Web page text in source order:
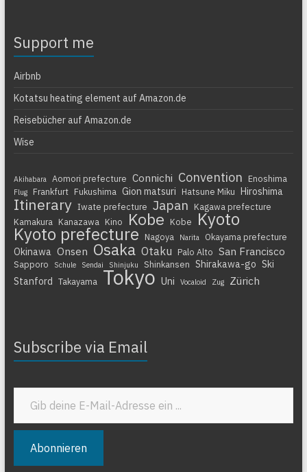
Support me
Airbnb
Kotatsu heating element auf Amazon.de
Reisebücher auf Amazon.de
Wise
Akihabara Aomori prefecture Connichi Convention Enoshima
Flug Frankfurt Fukushima Gion matsuri Hatsune Miku Hiroshima
Itinerary Iwate prefecture Japan
Kagawa prefecture
Kamakura
Kanazawa Kino Kobe Kobe Kyoto
Kyoto prefecture Nagoya Narita Okayama prefecture
Okinawa Onsen Osaka Otaku Palo Alto San Francisco
Sapporo Schule Sendai Shinjuku Shinkansen Shirakawa-go Ski
Stanford Takayama Tokyo Uni Vocaloid Zug Zürich
Subscribe via Email
Gib deine E-Mail-Adresse ein ...
Abonnieren